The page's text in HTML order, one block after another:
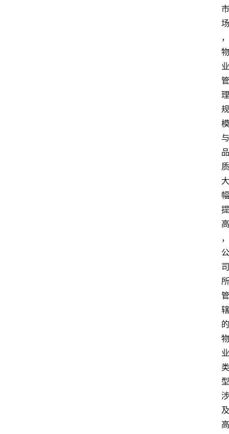
市
场
，
物
业
管
理
规
模
与
品
质
大
幅
提
高
，
公
司
所
管
辖
的
物
业
类
型
涉
及
高